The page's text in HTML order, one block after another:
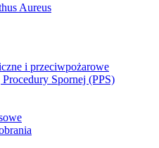
Aureus
i przeciwpożarowe
Spornej (PPS)